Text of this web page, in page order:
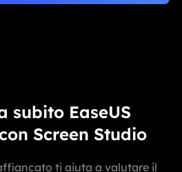
subito EaseUS
Screen Studio
ti aiuta a valutare il